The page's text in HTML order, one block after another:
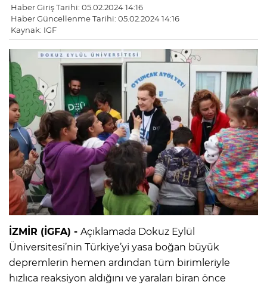
Haber Giriş Tarihi: 05.02.2024 14:16
Haber Güncellenme Tarihi: 05.02.2024 14:16
Kaynak: IGF
İZMİR (İGFA) - Açıklamada Dokuz Eylül
Üniversitesi’nin Türkiye’yi yasa boğan büyük
depremlerin hemen ardından tüm birimleriyle
hızlıca reaksiyon aldığını ve yaraları biran önce